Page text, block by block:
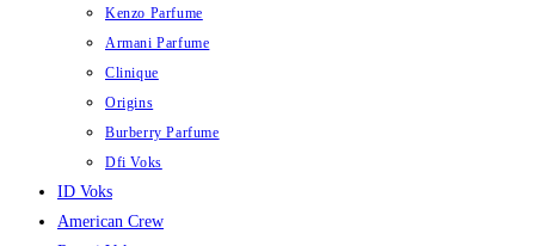
Kenzo Parfume
Armani Parfume
Clinique
Origins
Burberry Parfume
Dfi Voks
ID Voks
American Crew